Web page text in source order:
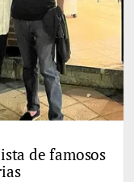
de famosos